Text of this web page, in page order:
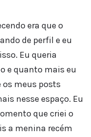
era que o
de perfil e eu
Eu queria
e quanto mais eu
os meus posts
nesse espaço. Eu
que criei o
a menina recém